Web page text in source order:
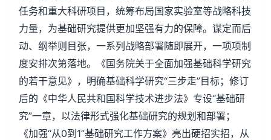
任务和重大科研项目，统筹布局国家实验室等战略科技
力量，为基础研究提供更加坚强有力的保障。谋定而后
动、纲举则目张，一系列战略部署随即展开，一项项制
度安排次第落地。《国务院关于全面加强基础科学研究
的若干意见》，明确基础科学研究“三步走”目标；修订
后的《中华人民共和国科学技术进步法》专设“基础研
究”一章，以法律形式强化基础研究的规划和部署；
《加强“从0到1”基础研究工作方案》亮出硬招实招，从